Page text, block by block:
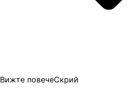
Вижте повечеСкрий